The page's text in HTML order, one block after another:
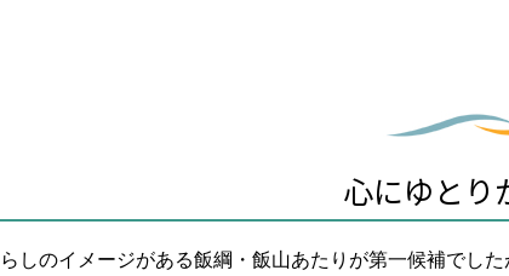
心にゆとり
しのイメージがある飯綱・飯山あたりが第一候補でし